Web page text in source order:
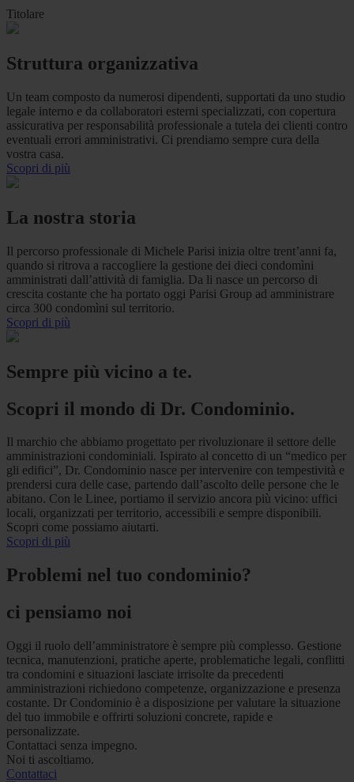
Titolare
Struttura organizzativa
Un team composto da numerosi dipendenti, supportati da uno studio
legale interno e da collaboratori esterni specializzati, con copertura
assicurativa per responsabilità professionale a tutela dei clienti contro
eventuali errori amministrativi. Ci prendiamo sempre cura della
vostra casa.
Scopri di più
La nostra storia
Il percorso professionale di Michele Parisi inizia oltre trent’anni fa,
quando si ritrova a raccogliere la gestione dei dieci condomìni
amministrati dall’attività di famiglia. Da li nasce un percorso di
crescita costante che ha portato oggi Parisi Group ad amministrare
circa 300 condomìni sul territorio.
Scopri di più
Sempre più vicino a te.
Scopri il mondo di Dr. Condominio.
Il marchio che abbiamo progettato per rivoluzionare il settore delle
amministrazioni condominiali. Ispirato al concetto di un “medico per
gli edifici”, Dr. Condominio nasce per intervenire con tempestività e
prendersi cura delle case, partendo dall’ascolto delle persone che le
abitano. Con le Linee, portiamo il servizio ancora più vicino: uffici
locali, organizzati per territorio, accessibili e sempre disponibili.
Scopri come possiamo aiutarti.
Scopri di più
Problemi nel tuo condominio?
ci pensiamo noi
Oggi il ruolo dell’amministratore è sempre più complesso. Gestione
tecnica, manutenzioni, pratiche aperte, problematiche legali, conflitti
tra condomini e situazioni lasciate irrisolte da precedenti
amministrazioni richiedono competenze, organizzazione e presenza
costante. Dr Condominio è a disposizione per valutare la situazione
del tuo immobile e offrirti soluzioni concrete, rapide e
personalizzate.
Contattaci senza impegno.
Noi ti ascoltiamo.
Contattaci